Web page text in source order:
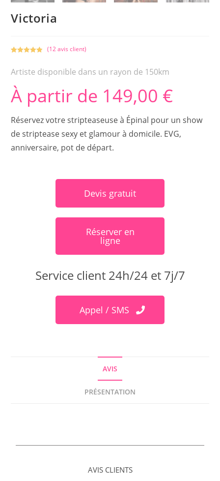
Victoria
sur 5
notation
client
(12avis client)
Artiste disponible dans un rayon de 150km
À partir de 149,00 €
Réservez votre stripteaseuse à Épinal pour un show
de striptease sexy et glamour à domicile. EVG,
anniversaire, pot de départ.
Devis gratuit
Réserver en
ligne
Service client 24h/24 et 7j/7
Appel / SMS
AVIS
PRÉSENTATION
AVIS CLIENTS